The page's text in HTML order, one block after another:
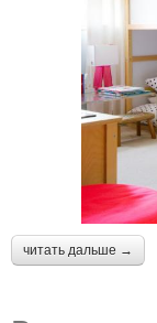
читать дальше →